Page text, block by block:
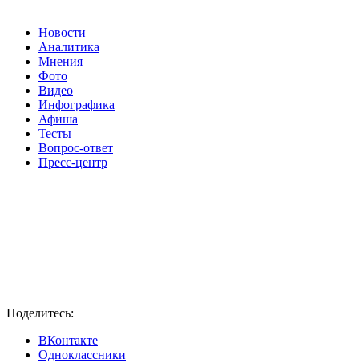
Новости
Аналитика
Мнения
Фото
Видео
Инфографика
Афиша
Тесты
Вопрос-ответ
Пресс-центр
Поделитесь:
ВКонтакте
Одноклассники